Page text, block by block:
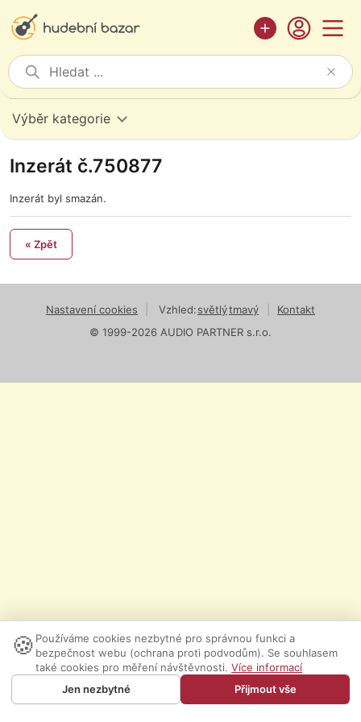
Výběr kategorie
Inzerát č.750877
Inzerát byl smazán.
« Zpět
Nastavení cookies Vzhled:světlýtmavý
Kontakt
© 1999-2026 AUDIO PARTNER s.r.o.
🍪 Používáme cookies nezbytné pro správnou funkci a
bezpečnost webu (ochrana proti podvodům). Se souhlasem
také cookies pro měření návštěvnosti. Více informací
Jen nezbytné
Přijmout vše